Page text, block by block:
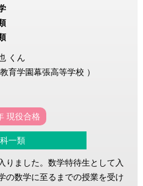
くん
教育学園幕張高等学校 ）
現役合格
一類
りました。数学特待生として入
の数学に至るまでの授業を受け